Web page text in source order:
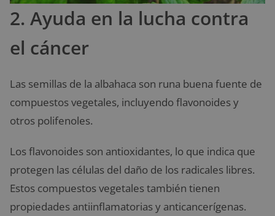
2. Ayuda en la lucha contra
el cáncer
Las semillas de la albahaca son runa buena fuente de
compuestos vegetales, incluyendo flavonoides y
otros polifenoles.
Los flavonoides son antioxidantes, lo que indica que
protegen las células del daño de los radicales libres.
Estos compuestos vegetales también tienen
propiedades antiinflamatorias y anticancerígenas.